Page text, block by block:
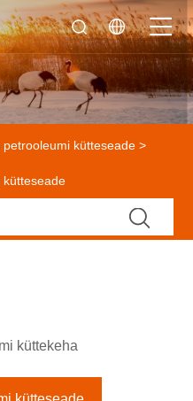
petrooleumi kütteseade >
kütteseade
küttekeha